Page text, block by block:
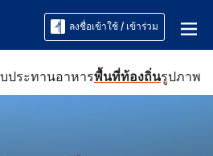
ลงชื่อเข้าใช้ / เข้าร่วม
ประทานอาหารพื้นที่ท้องถิ่นรูปภาพ